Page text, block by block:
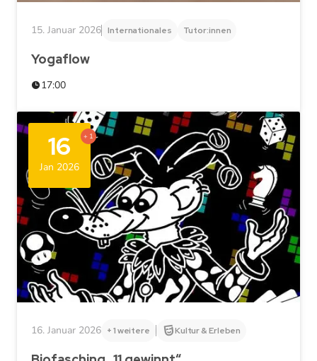
15. Januar 2026 Internationales Tutor:innen
Yogaflow
17:00
16
Jan 2026
+ 1
16. Januar 2026 + 1 weitere Kultur & Erleben